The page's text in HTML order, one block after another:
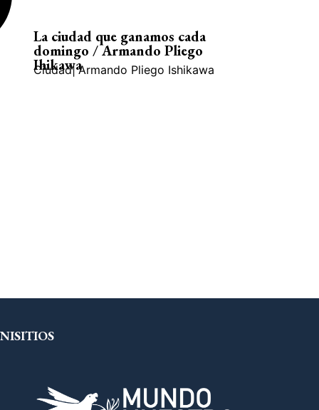
La ciudad que ganamos cada
domingo / Armando Pliego
Ihikawa
Ciudad| Armando Pliego Ishikawa